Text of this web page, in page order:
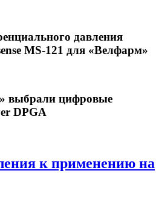
давления
MS-121 для «Велфарм»
выбрали цифровые
DPGA
к применению на